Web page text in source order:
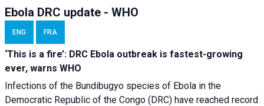
Ebola DRC update - WHO
ENG FRA
‘This is a fire’: DRC Ebola outbreak is fastest-growing
ever, warns WHO
Infections of the Bundibugyo species of Ebola in the
Democratic Republic of the Congo (DRC) have reached record